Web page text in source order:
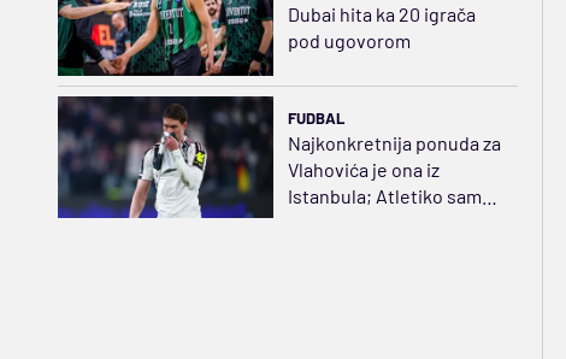
Dubai hita ka 20 igrača
pod ugovorom
FUDBAL
Najkonkretnija ponuda za
Vlahovića je ona iz
Istanbula; Atletiko samo